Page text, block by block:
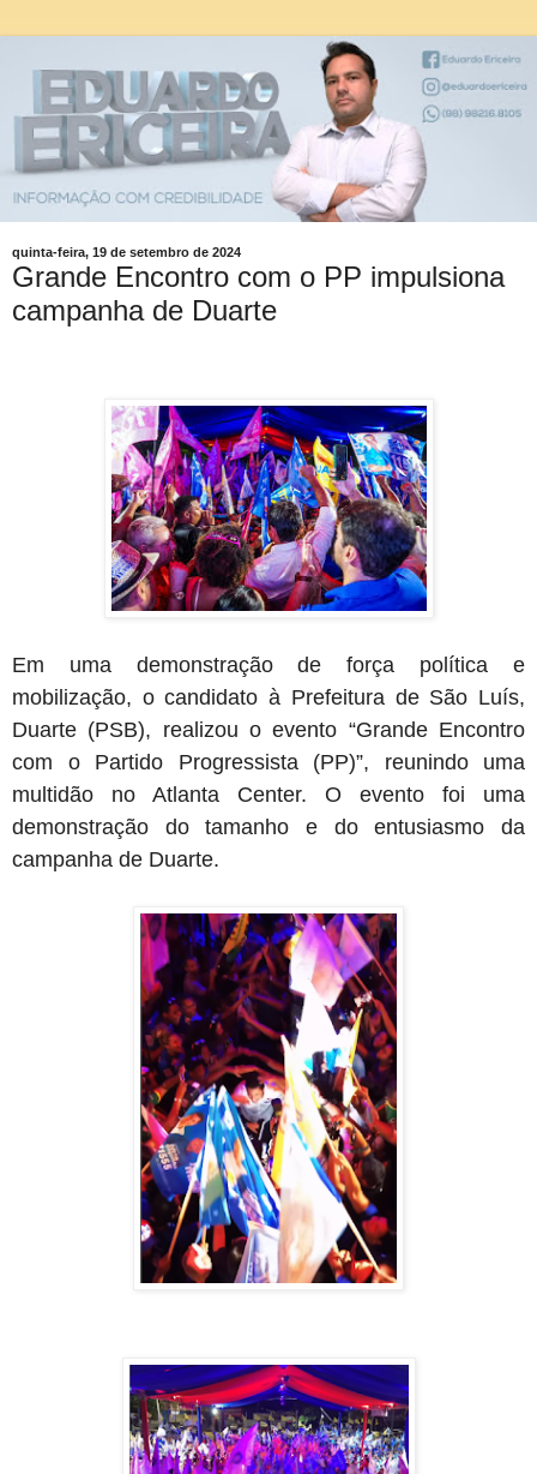
quinta-feira, 19 de setembro de 2024
Grande Encontro com o PP impulsiona
campanha de Duarte
Em uma demonstração de força política e
mobilização, o candidato à Prefeitura de São Luís,
Duarte (PSB), realizou o evento “Grande Encontro
com o Partido Progressista (PP)”, reunindo uma
multidão no Atlanta Center. O evento foi uma
demonstração do tamanho e do entusiasmo da
campanha de Duarte.